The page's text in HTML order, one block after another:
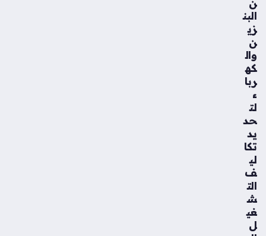
البن
زي
ن
وال
كه
ربا
ء
لت
حد
يد
تكا
لي
ف
الت
ش
غي
ل